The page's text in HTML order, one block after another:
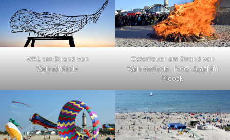
WAL am Strand von
Warnemünde
Osterfeuer am Strand von
Warnemünde. Foto: Joachim
Kloock